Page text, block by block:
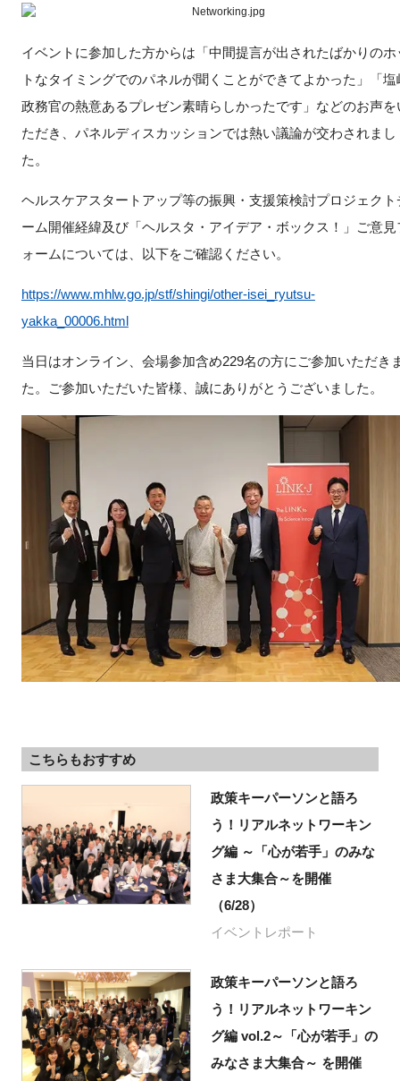
イベントに参加した方からは「中間提言が出されたばかりのホ
トなタイミングでのパネルが聞くことができてよかった」「塩
政務官の熱意あるプレゼン素晴らしかったです」などのお声を
ただき、パネルディスカッションでは熱い議論が交わされまし
た。
ヘルスケアスタートアップ等の振興・支援策検討プロジェクト
ーム開催経緯及び「ヘルスタ・アイデア・ボックス！」ご意見
ォームについては、以下をご確認ください。
https://www.mhlw.go.jp/stf/shingi/other-isei_ryutsu-
yakka_00006.html
当日はオンライン、会場参加含め229名の方にご参加いただき
た。ご参加いただいた皆様、誠にありがとうございました。
こちらもおすすめ
政策キーパーソンと語ろ
う！リアルネットワーキン
グ編 ～「心が若手」のみな
さま大集合～を開催
（6/28）
イベントレポート
政策キーパーソンと語ろ
う！リアルネットワーキン
グ編 vol.2～「心が若手」の
みなさま大集合～ を開催